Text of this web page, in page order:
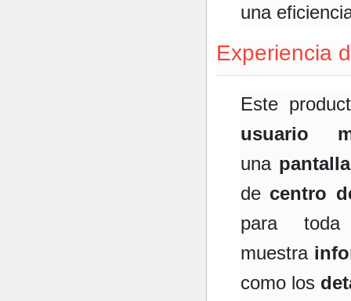
una
Experiencia
Este
usuario
una
de centro
para
muestra
como los